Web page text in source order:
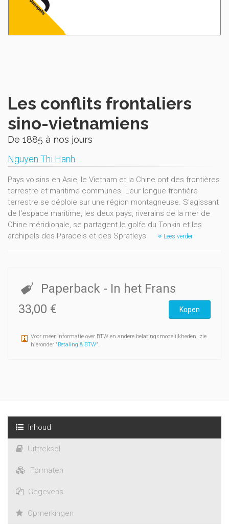
Les conflits frontaliers
sino-vietnamiens
De 1885 à nos jours
Nguyen Thi Hanh
Pays voisins en Asie, le Vietnam et la Chine ont des frontières
terrestre et maritime communes. Leur longue frontière
terrestre se déploie sur une région montagneuse. S'agissant
de l'espace maritime, les deux pays, riverains de la mer de
Chine méridionale, se partagent le golfe du Tonkin et les
archipels des Paracels et des Spratleys.
Lees verder
Paperback - In het Frans
33,00 €
Kopen
Voor meer informatie over BTW en andere belatingsmogelijkheden, zie
hieronder "Betaling & BTW".
Inhoud
Uittreksel
Formaten
Gegevens
Opmerkingen